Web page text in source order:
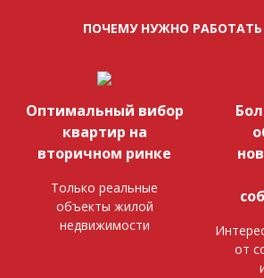
ПОЧЕМУ НУЖНО
Оптимальный вибор
квартир на
вторичном ринке
Только реальные
объекты жилой
недвижимости
от